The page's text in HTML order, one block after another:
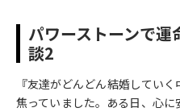
パワーストーンで
談2
『友達がどんどん結婚してい
焦っていました。ある日、心